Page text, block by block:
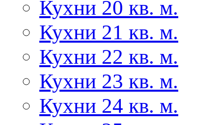
Кухни 20 кв. м.
Кухни 21 кв. м.
Кухни 22 кв. м.
Кухни 23 кв. м.
Кухни 24 кв. м.